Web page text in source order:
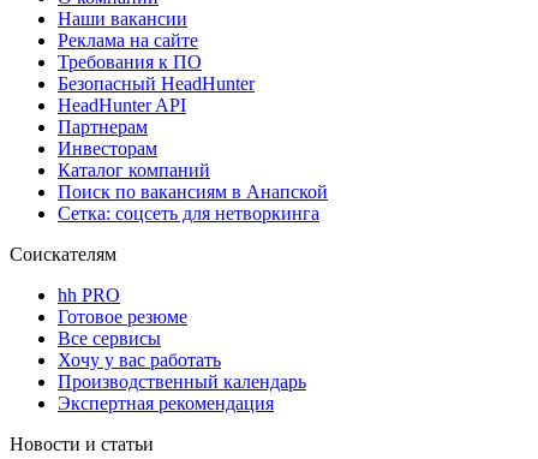
Наши вакансии
Реклама на сайте
Требования к ПО
Безопасный HeadHunter
HeadHunter API
Партнерам
Инвесторам
Каталог компаний
Поиск по вакансиям в Анапской
Сетка: соцсеть для нетворкинга
Соискателям
hh PRO
Готовое резюме
Все сервисы
Хочу у вас работать
Производственный календарь
Экспертная рекомендация
Новости и статьи